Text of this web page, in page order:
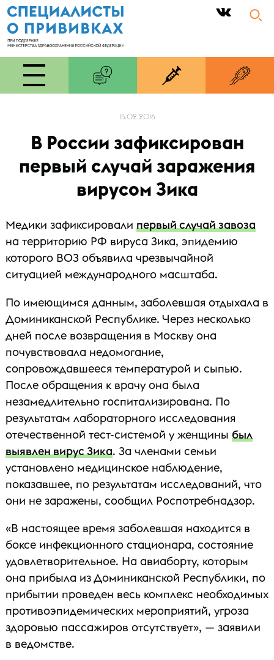
|
15.02.2016
В России зафиксирован
первый случай заражения
вирусом Зика
Медики зафиксировали первый случай завоза
на территорию РФ вируса Зика, эпидемию
которого ВОЗ объявила чрезвычайной
ситуацией международного масштаба.
По имеющимся данным, заболевшая отдыхала в
Доминиканской Республике. Через несколько
дней после возвращения в Москву она
почувствовала недомогание,
сопровождавшееся температурой и сыпью.
После обращения к врачу она была
незамедлительно госпитализирована. По
результатам лабораторного исследования
отечественной тест-системой у женщины был
выявлен вирус Зика. За членами семьи
установлено медицинское наблюдение,
показавшее, по результатам исследований, что
они не заражены, сообщил Роспотребнадзор.
«В настоящее время заболевшая находится в
боксе инфекционного стационара, состояние
удовлетворительное. На авиаборту, которым
она прибыла из Доминиканской Республики, по
прибытии проведен весь комплекс необходимых
противоэпидемических мероприятий, угроза
здоровью пассажиров отсутствует», — заявили
в ведомстве.